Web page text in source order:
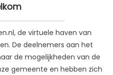
de virtuele haven van
De deelnemers aan het
de mogelijkheden van de
gemeente en hebben zich